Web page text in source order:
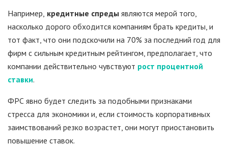
Например, кредитные спреды являются мерой того,
насколько дорого обходится компаниям брать кредиты, и
тот факт, что они подскочили на 70% за последний год для
фирм с сильным кредитным рейтингом, предполагает, что
компании действительно чувствуют рост процентной
ставки.
ФРС явно будет следить за подобными признаками
стресса для экономики и, если стоимость корпоративных
заимствований резко возрастет, они могут приостановить
повышение ставок.